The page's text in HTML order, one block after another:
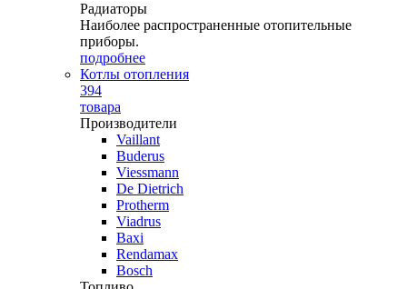
Радиаторы
Наиболее распространенные отопительные
приборы.
подробнее
Котлы отопления
394
товара
Производители
Vaillant
Buderus
Viessmann
De Dietrich
Protherm
Viadrus
Baxi
Rendamax
Bosch